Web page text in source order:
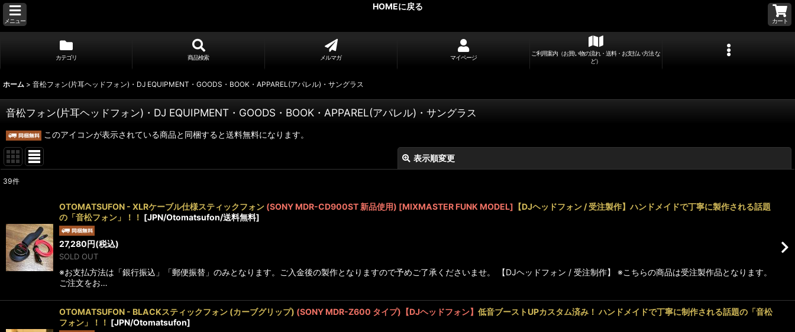
メニュー
HOMEに戻る
カート
カテゴリ 商品検索 メルマガ マイページ
ご利用案内（お買い物の流れ・送料・お支払い方法 な
ど）
ホーム > 音松フォン(片耳ヘッドフォン)・DJ EQUIPMENT・GOODS・BOOK・APPAREL(アパレル)・サングラス
音松フォン(片耳ヘッドフォン)・DJ EQUIPMENT・GOODS・BOOK・APPAREL(アパレル)・サングラス
このアイコンが表示されている商品と同梱すると送料無料になります。
表示順変更
表示数:
並び順:
39件
OTOMATSUFON - XLRケーブル仕様スティックフォン (SONY MDR-CD900ST 新品使用) [MIXMASTER FUNK MODEL] 【DJヘッドフォン / 受注製作】ハンドメイドで丁寧に製作される話題
の「音松フォン」！！ [JPN/Otomatsufon/送料無料]
27,280円(税込)
SOLD OUT
※お支払方法は「銀行振込」「郵便振替」のみとなります。ご入金後の製作となりますので予めご了承くださいませ。 【DJヘッドフォン / 受注制作】 ※こちらの商品は受注製作品となります。
ご注文をお…
OTOMATSUFON - BLACKスティックフォン (カーブグリップ) (SONY MDR-Z600 タイプ)【DJヘッドフォン】 低音ブーストUPカスタム済み！ ハンドメイドで丁寧に制作される話題の「音松
フォン」！！ [JPN/Otomatsufon]